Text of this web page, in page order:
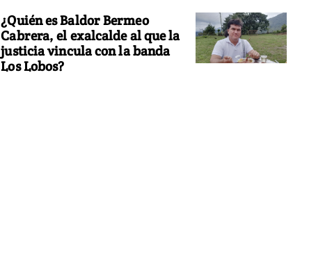
¿Quién es Baldor Bermeo
Cabrera, el exalcalde al que la
justicia vincula con la banda
Los Lobos?